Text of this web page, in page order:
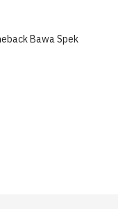
Bawa Spek